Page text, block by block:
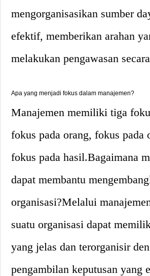
mengorganisasikan sumber
efektif, memberikan arahan
melakukan pengawasan
Apa yang menjadi fokus dalam manajemen?
Manajemen memiliki tiga
fokus pada orang, fokus pada
fokus pada hasil.Bagaimana
dapat membantu
organisasi?Melalui
suatu organisasi dapat
yang jelas dan terorganisir
pengambilan keputusan yang